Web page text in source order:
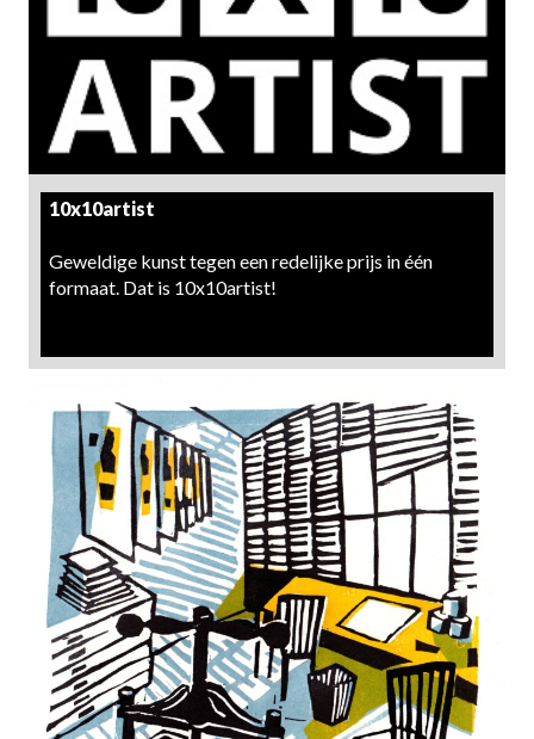
10x10artist
Geweldige kunst tegen een redelijke prijs in één
formaat. Dat is 10x10artist!